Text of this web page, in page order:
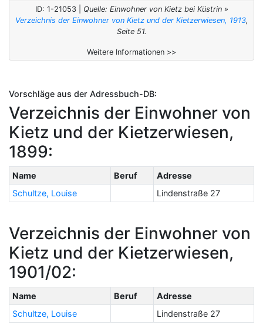
ID: 1-21053 | Quelle: Einwohner von Kietz bei Küstrin »
Verzeichnis der Einwohner von Kietz und der Kietzerwiesen, 1913,
Seite 51.
Weitere Informationen >>
Vorschläge aus der Adressbuch-DB:
Verzeichnis der Einwohner von
Kietz und der Kietzerwiesen,
1899:
Name Beruf
Adresse
Schultze, Louise
Lindenstraße 27
Verzeichnis der Einwohner von
Kietz und der Kietzerwiesen,
1901/02:
Name Beruf
Adresse
Schultze, Louise
Lindenstraße 27